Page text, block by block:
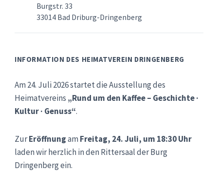
Burgstr. 33
33014 Bad Driburg-Dringenberg
INFORMATION DES HEIMATVEREIN DRINGENBERG
Am 24. Juli 2026 startet die Ausstellung des
Heimatvereins „Rund um den Kaffee – Geschichte ·
Kultur · Genuss“.
ZurEröffnungamFreitag, 24. Juli, um 18:30 Uhr
laden wir herzlich in den Rittersaal der Burg
Dringenberg ein.